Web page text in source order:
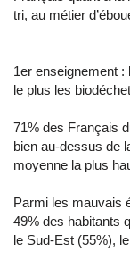
tri, au métier
1er enseignement :
le plus les
71% des Français
bien au-dessus de
moyenne la plus
Parmi les mauvais
49% des habitants
le Sud-Est (55%),